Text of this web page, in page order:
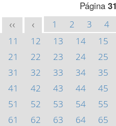
Página
<< < 1 2 3 4
11
12 13 14 15
21
22 23 24 25
31
32 33 34 35
41
42 43 44 45
51
52 53 54 55
61
62 63 64 65